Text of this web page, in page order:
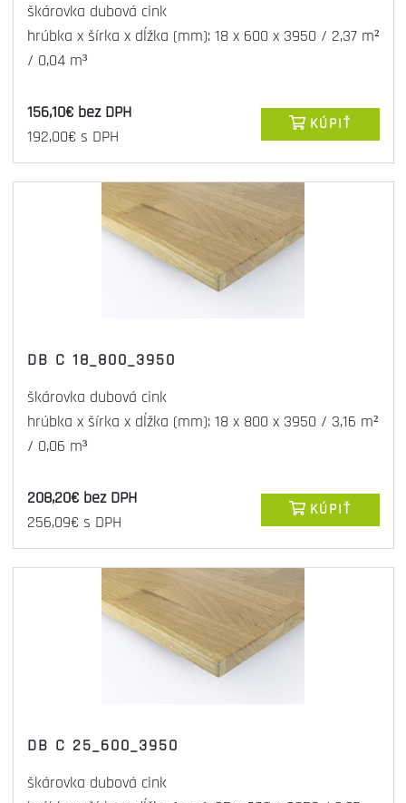
škárovka dubová cink
hrúbka x šírka x dĺžka (mm): 18 x 600 x 3950 / 2,37 m²
/ 0,04 m³
156,10€ bez DPH
192,00€ s DPH
KÚPIŤ
DB C 18_800_3950
škárovka dubová cink
hrúbka x šírka x dĺžka (mm): 18 x 800 x 3950 / 3,16 m²
/ 0,06 m³
208,20€ bez DPH
256,09€ s DPH
KÚPIŤ
DB C 25_600_3950
škárovka dubová cink